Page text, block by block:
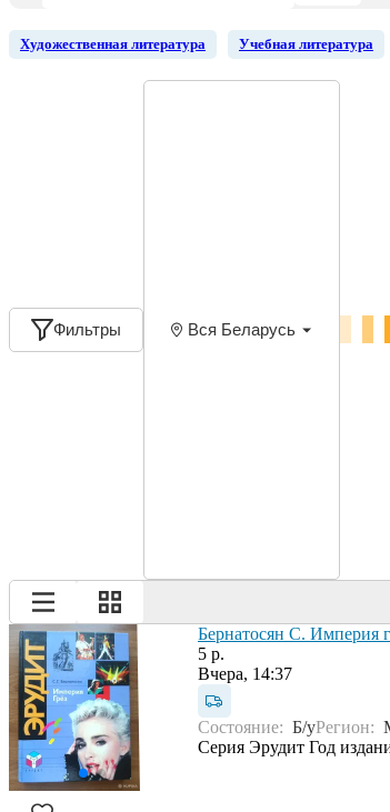
Художественная литература Учебная литература
Фильтры Вся Беларусь
Бернатосян С. Империя
5 р.
Вчера, 14:37
Состояние: Б/уРегион:
Серия Эрудит Год